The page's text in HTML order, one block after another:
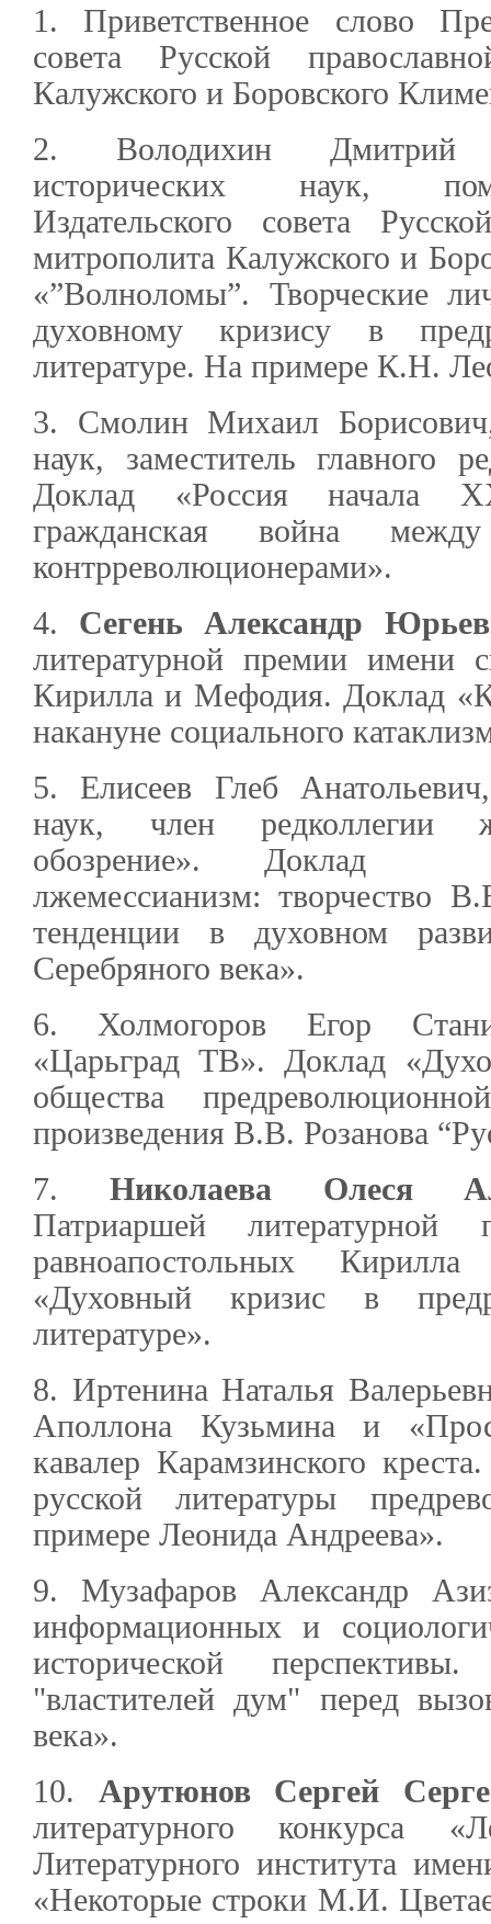
1. Приветственное слово
совета Русской
Калужского и Боровского
2. Володихин Дмитрий
исторических наук,
Издательского совета
митрополита Калужского и
«”Волноломы”. Творческие
духовному кризису в
литературе. На примере К.Н.
3. Смолин Михаил
наук, заместитель главного
Доклад «Россия начала
гражданская война
контрреволюционерами».
4. Сегень Александр
литературной премии имени
Кирилла и Мефодия. Доклад
накануне социального
5. Елисеев Глеб
наук, член редколлегии
обозрение». Доклад
лжемессианизм: творчество
тенденции в духовном
Серебряного века».
6. Холмогоров Егор
«Царьград ТВ». Доклад
общества
произведения В.В. Розанова
7. Николаева Олеся
Патриаршей
равноапостольных
«Духовный кризис в
литературе».
8. Иртенина Наталья
Аполлона Кузьмина и
кавалер Карамзинского
русской литературы
примере Леонида Андреева».
9. Музафаров Александр
информационных и
исторической
"властителей дум" перед
века».
10. Арутюнов Сергей
литературного конкурса
Литературного института
«Некоторые строки М.И.